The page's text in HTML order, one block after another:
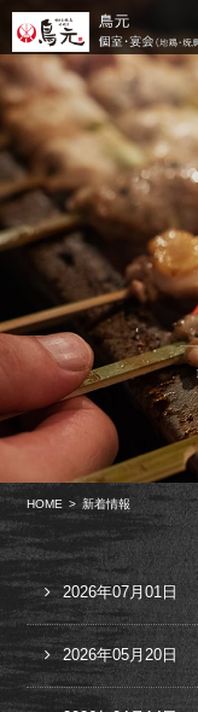
HOME 新着情報
2026年07月01日
2026年05月20日